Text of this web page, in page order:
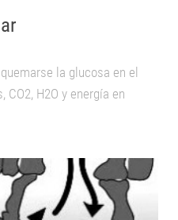
la glucosa en el
H2O y energía en